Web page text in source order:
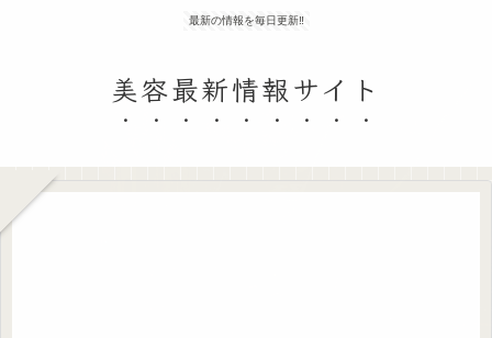
最新の情報を毎日更新‼
美容最新情報サイト